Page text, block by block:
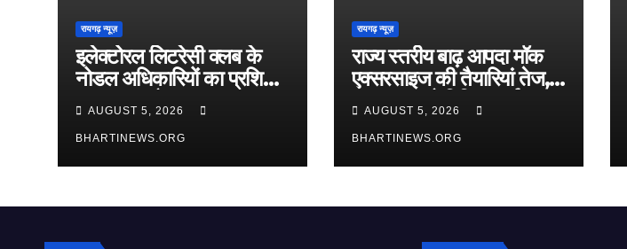
रायगढ़ न्यूज़
इलेक्टोरल लिटरेसी क्लब के
नोडल अधिकारियों का प्रशिक्षण
7 अगस्त को
AUGUST 5, 2026
BHARTINEWS.ORG
रायगढ़ न्यूज़
राज्य स्तरीय बाढ़ आपदा मॉक
एक्सरसाइज की तैयारियां तेज,
7 अगस्त को विविध कार्यक्रम
निर्धारित
AUGUST 5, 2026
BHARTINEWS.ORG